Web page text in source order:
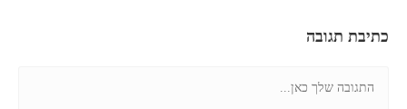
כתיבת תגובה